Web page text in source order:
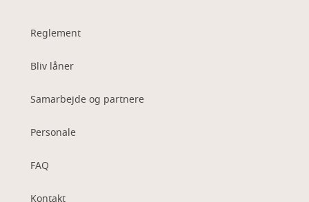
Reglement
Bliv låner
Samarbejde og partnere
Personale
FAQ
Kontakt